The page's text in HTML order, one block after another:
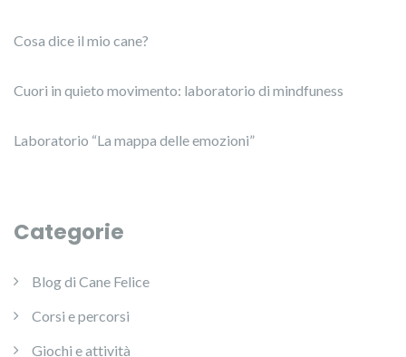
Cosa dice il mio cane?
Cuori in quieto movimento: laboratorio di mindfuness
Laboratorio “La mappa delle emozioni”
Categorie
Blog di Cane Felice
Corsi e percorsi
Giochi e attività